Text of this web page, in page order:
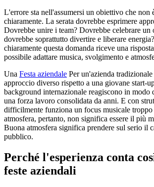
L'errore sta nell'assumersi un obiettivo che non
chiaramente. La serata dovrebbe esprimere
Dovrebbe unire i team? Dovrebbe celebrare un
dovrebbe soprattutto divertire e liberare
chiaramente questa domanda riceve una
possibile adattare musica, svolgimento e
Una Festa aziendale Per un'azienda tradizionale
approccio diverso rispetto a una giovane start-
background internazionale reagiscono in modo
una forza lavoro consolidata da anni. E con
difficilmente funziona un focus musicale
atmosfera, pertanto, non significa essere il più
Buona atmosfera significa prendere sul serio il
pubblico.
Perché l'esperienza conta
feste aziendali